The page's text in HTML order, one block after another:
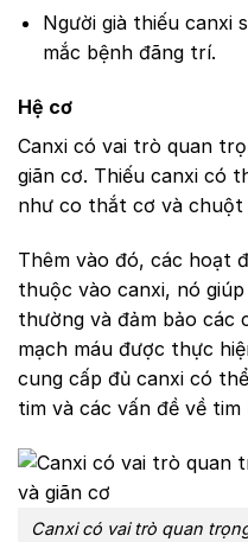
Người già thiếu canxi
mắc bệnh đãng trí.
Hệ cơ
Canxi có vai trò quan
giãn cơ. Thiếu canxi có
như co thắt cơ và
Thêm vào đó, các hoạt
thuộc vào canxi, nó
thường và đảm bảo các
mạch máu được thực
cung cấp đủ canxi có
tim và các vấn đề về tim
Canxi có vai trò quan